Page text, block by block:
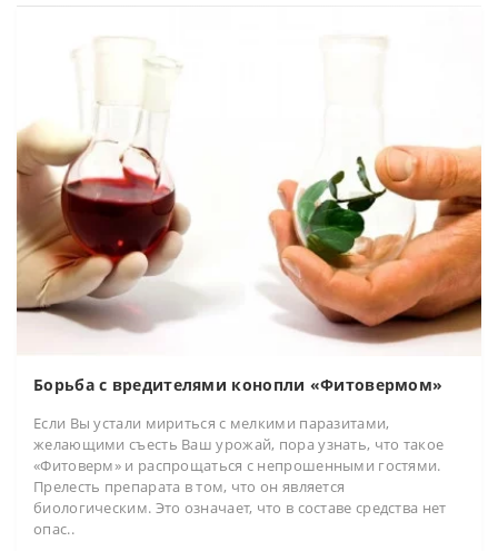
Борьба с вредителями конопли «Фитовермом»
Если Вы устали мириться с мелкими паразитами,
желающими съесть Ваш урожай, пора узнать, что такое
«Фитоверм» и распрощаться с непрошенными гостями.
Прелесть препарата в том, что он является
биологическим. Это означает, что в составе средства нет
опас..